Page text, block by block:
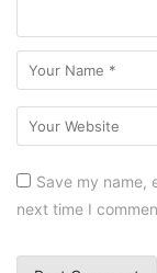
Save my name,
next time I